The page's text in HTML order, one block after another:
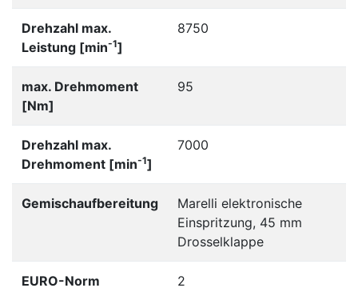
Drehzahl max.
Leistung [min-1]
8750
max. Drehmoment
[Nm]
95
Drehzahl max.
Drehmoment [min-1]
7000
Gemischaufbereitung
Marelli elektronische
Einspritzung, 45 mm
Drosselklappe
EURO-Norm 2